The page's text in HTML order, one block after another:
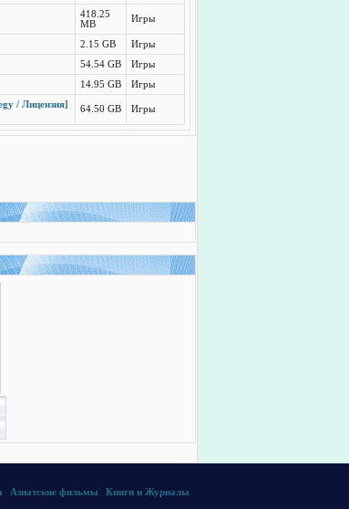
418.25
MB
Игры
2.15 GB
Игры
54.54 GB
Игры
14.95 GB
Игры
/ Лицензия]
64.50 GB Игры
Азиатские фильмы
Книги и Журналы